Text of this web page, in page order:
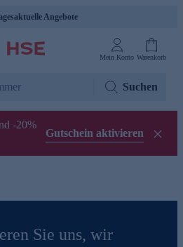
Angebote
Mein Konto Warenkorb
Suchen
-20%
Gutschein aktivieren
Sie uns, wir